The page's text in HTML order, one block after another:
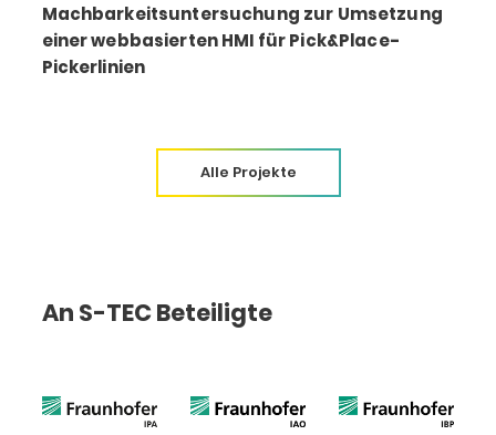
Machbarkeitsuntersuchung zur Umsetzung
einer webbasierten HMI für Pick&Place-
Pickerlinien
Alle Projekte
An S-TEC Beteiligte